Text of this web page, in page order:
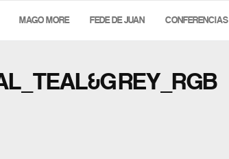
MAGO MORE FEDE DE JUAN CONFERENCIAS